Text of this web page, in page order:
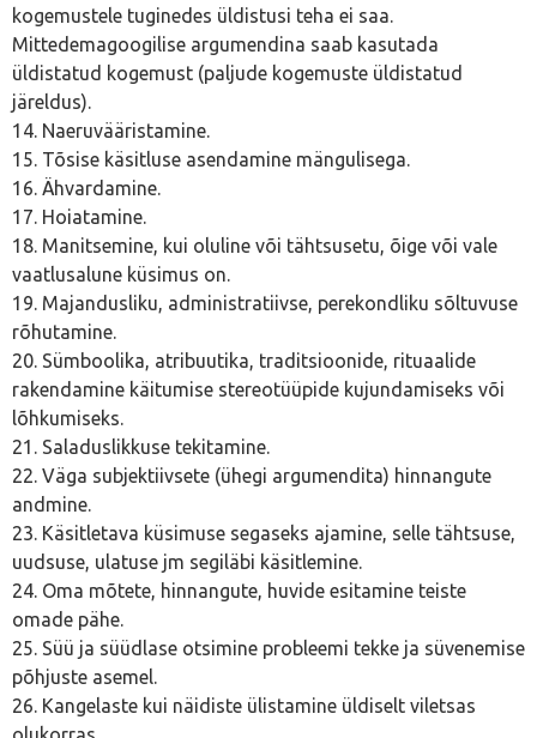
kogemustele tuginedes üldistusi teha ei saa.
Mittedemagoogilise argumendina saab kasutada
üldistatud kogemust (paljude kogemuste üldistatud
järeldus).
14. Naeruvääristamine.
15. Tõsise käsitluse asendamine mängulisega.
16. Ähvardamine.
17. Hoiatamine.
18. Manitsemine, kui oluline või tähtsusetu, õige või vale
vaatlusalune küsimus on.
19. Majandusliku, administratiivse, perekondliku sõltuvuse
rõhutamine.
20. Sümboolika, atribuutika, traditsioonide, rituaalide
rakendamine käitumise stereotüüpide kujundamiseks või
lõhkumiseks.
21. Saladuslikkuse tekitamine.
22. Väga subjektiivsete (ühegi argumendita) hinnangute
andmine.
23. Käsitletava küsimuse segaseks ajamine, selle tähtsuse,
uudsuse, ulatuse jm segiläbi käsitlemine.
24. Oma mõtete, hinnangute, huvide esitamine teiste
omade pähe.
25. Süü ja süüdlase otsimine probleemi tekke ja süvenemise
põhjuste asemel.
26. Kangelaste kui näidiste ülistamine üldiselt viletsas